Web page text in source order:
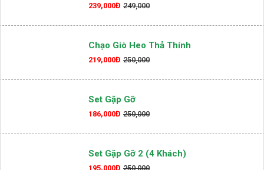
239,000Đ 249,000
Chạo Giò Heo Thả Thính
219,000Đ 250,000
Set Gặp Gỡ
186,000Đ 250,000
Set Gặp Gỡ 2 (4 Khách)
195,000Đ 250,000